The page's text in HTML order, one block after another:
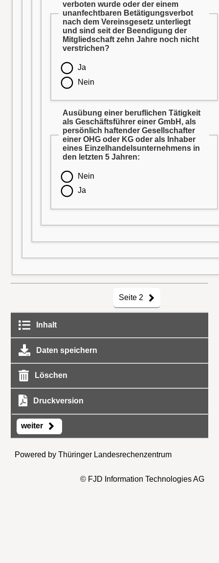
verboten wurde oder der einem
unanfechtbaren Betätigungsverbot
nach dem Vereinsgesetz unterliegt
und sind seit der Beendigung der
Mitgliedschaft zehn Jahre noch nicht
verstrichen?
Ja
Nein
Ausübung einer beruflichen Tätigkeit
als Geschäftsführer einer GmbH, als
persönlich haftender Gesellschafter
einer OHG oder KG oder als Inhaber
eines Einzelhandelsunternehmens in
den letzten 5 Jahren:
Nein
Ja
Seite 2
Inhalt
Daten speichern
Löschen
Druckversion
weiter
Powered by Thüringer Landesrechenzentrum
© FJD Information Technologies AG